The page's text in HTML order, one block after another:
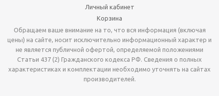
Личный кабинет
Корзина
Обращаем ваше внимание на то, что вся информация (включая
цены) на сайте, носит исключительно информационный характер и
не является публичной офертой, определяемой положениями
Статьи 437 (2) Гражданского кодекса РФ. Сведения о полных
характеристиках и комплектации необходимо уточнять на сайтах
производителей.